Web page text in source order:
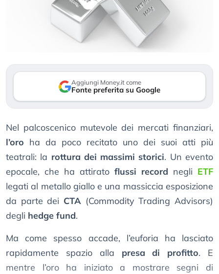
Aggiungi Money.it come
Fonte preferita su Google
Nel palcoscenico mutevole dei mercati finanziari,
l’oro ha da poco recitato uno dei suoi atti più
teatrali: la rottura dei massimi storici. Un evento
epocale, che ha attirato flussi record negli ETF
legati al metallo giallo e una massiccia esposizione
da parte dei CTA (Commodity Trading Advisors)
degli hedge fund.
Ma come spesso accade, l’euforia ha lasciato
rapidamente spazio alla presa di profitto. E
mentre l’oro ha iniziato a mostrare segni di